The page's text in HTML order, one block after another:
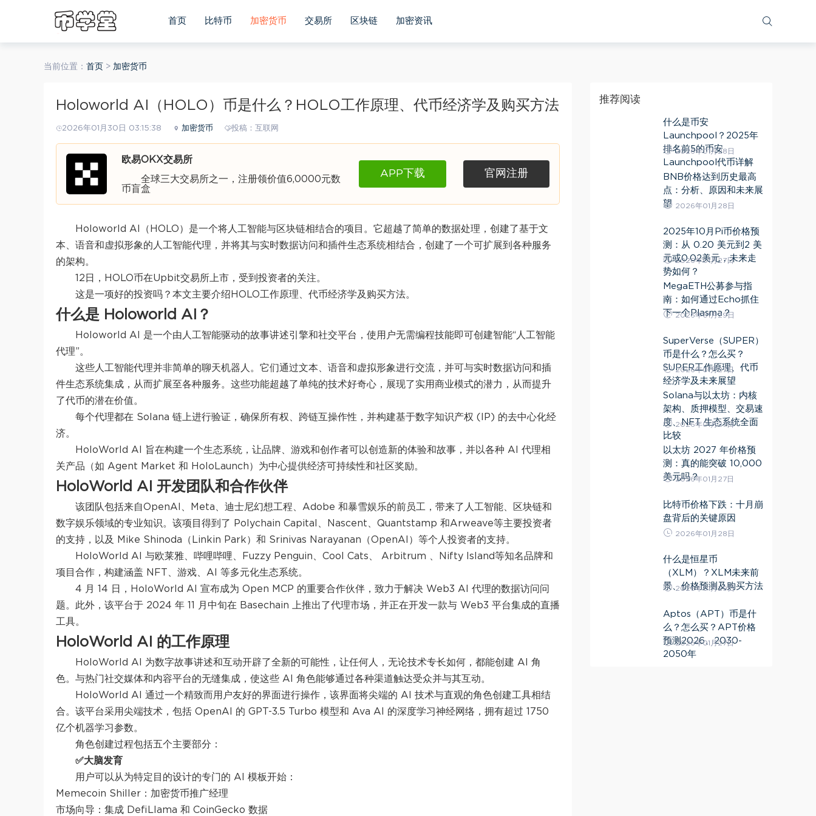
首页 比特币 加密货币 交易所 区块链 加密资讯
当前位置： 首页 > 加密货币
Holoworld AI（HOLO）币是什么？HOLO工作原理、代币经济学及购买方法
2026年01月30日 03:15:38 加密货币 投稿：互联网
欧易OKX交易所
全球三大交易所之一，注册领价值6,0000元数
币盲盒
APP下载 官网注册
Holoworld AI（HOLO）是一个将人工智能与区块链相结合的项目。它超越了简单的数据处理，创建了基于文
本、语音和虚拟形象的人工智能代理，并将其与实时数据访问和插件生态系统相结合，创建了一个可扩展到各种服务
的架构。
12日，HOLO币在Upbit交易所上市，受到投资者的关注。
这是一项好的投资吗？本文主要介绍HOLO工作原理、代币经济学及购买方法。
什么是 Holoworld AI？
Holoworld AI 是一个由人工智能驱动的故事讲述引擎和社交平台，使用户无需编程技能即可创建智能“人工智能
代理”。
这些人工智能代理并非简单的聊天机器人。它们通过文本、语音和虚拟形象进行交流，并可与实时数据访问和插
件生态系统集成，从而扩展至各种服务。这些功能超越了单纯的技术好奇心，展现了实用商业模式的潜力，从而提升
了代币的潜在价值。
每个代理都在 Solana 链上进行验证，确保所有权、跨链互操作性，并构建基于数字知识产权 (IP) 的去中心化经
济。
HoloWorld AI 旨在构建一个生态系统，让品牌、游戏和创作者可以创造新的体验和故事，并以各种 AI 代理相
关产品（如 Agent Market 和 HoloLaunch）为中心提供经济可持续性和社区奖励。
HoloWorld AI 开发团队和合作伙伴
该团队包括来自OpenAI、Meta、迪士尼幻想工程、Adobe 和暴雪娱乐的前员工，带来了人工智能、区块链和
数字娱乐领域的专业知识。该项目得到了 Polychain Capital、Nascent、Quantstamp 和Arweave等主要投资者
的支持，以及 Mike Shinoda（Linkin Park）和 Srinivas Narayanan（OpenAI）等个人投资者的支持。
HoloWorld AI 与欧莱雅、哔哩哔哩、Fuzzy Penguin、Cool Cats、 Arbitrum 、Nifty Island等知名品牌和
项目合作，构建涵盖 NFT、游戏、AI 等多元化生态系统。
4 月 14 日，HoloWorld AI 宣布成为 Open MCP 的重要合作伙伴，致力于解决 Web3 AI 代理的数据访问问
题。此外，该平台于 2024 年 11 月中旬在 Basechain 上推出了代理市场，并正在开发一款与 Web3 平台集成的直播
工具。
HoloWorld AI 的工作原理
HoloWorld AI 为数字故事讲述和互动开辟了全新的可能性，让任何人，无论技术专长如何，都能创建 AI 角
色。与热门社交媒体和内容平台的无缝集成，使这些 AI 角色能够通过各种渠道触达受众并与其互动。
HoloWorld AI 通过一个精致而用户友好的界面进行操作，该界面将尖端的 AI 技术与直观的角色创建工具相结
合。该平台采用尖端技术，包括 OpenAI 的 GPT-3.5 Turbo 模型和 Ava AI 的深度学习神经网络，拥有超过 1750
亿个机器学习参数。
角色创建过程包括五个主要部分：
✅大脑发育
用户可以从为特定目的设计的专门的 AI 模板开始：
Memecoin Shiller：加密货币推广经理
市场向导：集成 DefiLlama 和 CoinGecko 数据
推荐阅读
什么是币安
Launchpool？2025年
排名前5的币安
Launchpool代币详解
2026年01月28日
BNB价格达到历史最高
点：分析、原因和未来展
望 2026年01月28日
2025年10月Pi币价格预
测：从 0.20 美元到2 美
元或0.02美元，未来走
势如何？
2026年01月27日
MegaETH公募参与指
南：如何通过Echo抓住
下一个Plasma？
2026年01月29日
SuperVerse（SUPER）
币是什么？怎么买？
SUPER工作原理、代币
经济学及未来展望
2026年01月27日
Solana与以太坊：内核
架构、质押模型、交易速
度、NFT 生态系统全面
比较
2026年01月27日
以太坊 2027 年价格预
测：真的能突破 10,000
美元吗？
2026年01月27日
比特币价格下跌：十月崩
盘背后的关键原因
2026年01月28日
什么是恒星币
（XLM）？XLM未来前
景、价格预测及购买方法
2026年01月29日
Aptos（APT）币是什
么？怎么买？APT价格
预测2026、2030-
2050年
2026年01月27日